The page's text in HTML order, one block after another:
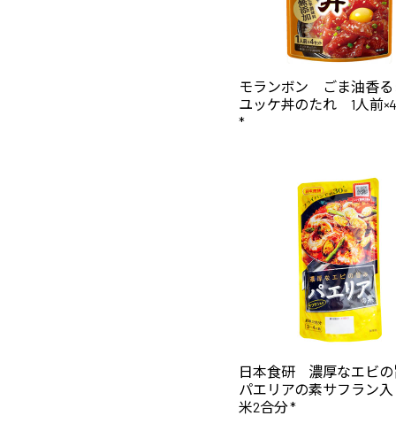
モランボン ごま油香る
ユッケ丼のたれ 1人前
*
日本食研 濃厚なエビ
パエリアの素サフラン
米2合分 *